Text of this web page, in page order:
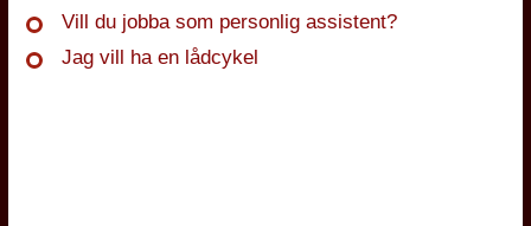
Vill du jobba som personlig assistent?
Jag vill ha en lådcykel